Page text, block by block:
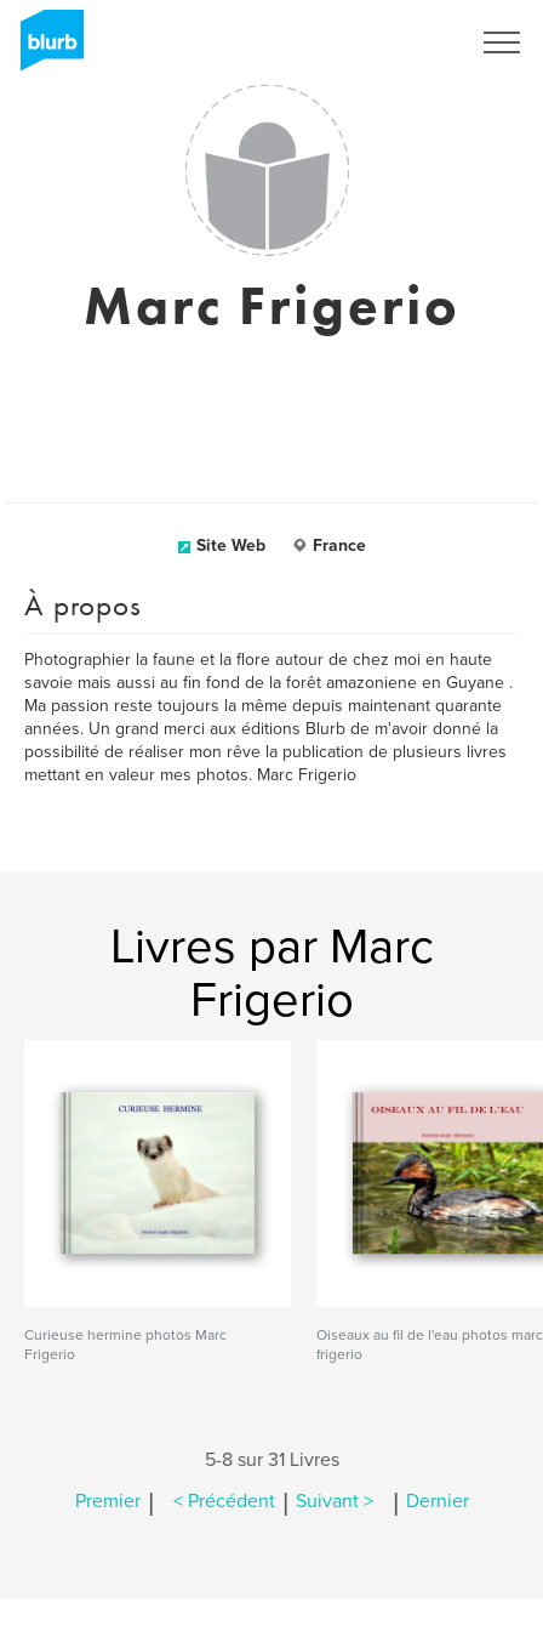
Marc Frigerio
Site Web France
À propos
Photographier la faune et la flore autour de chez moi en haute
savoie mais aussi au fin fond de la forêt amazoniene en Guyane .
Ma passion reste toujours la même depuis maintenant quarante
années. Un grand merci aux éditions Blurb de m'avoir donné la
possibilité de réaliser mon rêve la publication de plusieurs livres
mettant en valeur mes photos. Marc Frigerio
Livres par Marc
Frigerio
Curieuse hermine photos Marc
Frigerio
Oiseaux au fil de l'eau photos marc
frigerio
5-8 sur 31 Livres
Premier | < Précédent | Suivant > | Dernier